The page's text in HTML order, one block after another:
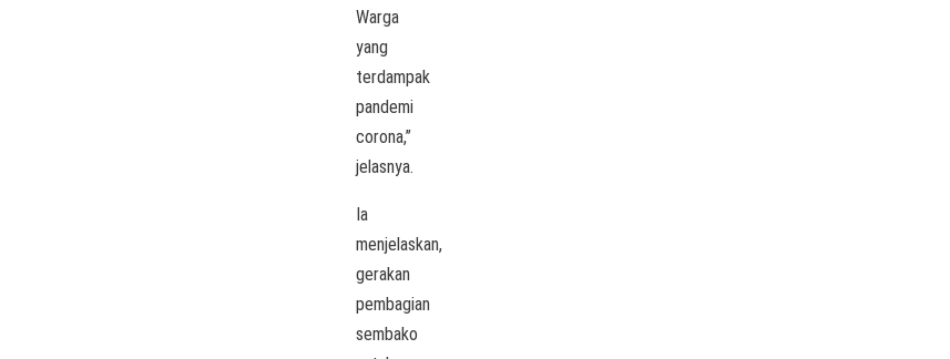
Warga
yang
terdampak
pandemi
corona,”
jelasnya.
Ia
menjelaskan,
gerakan
pembagian
sembako